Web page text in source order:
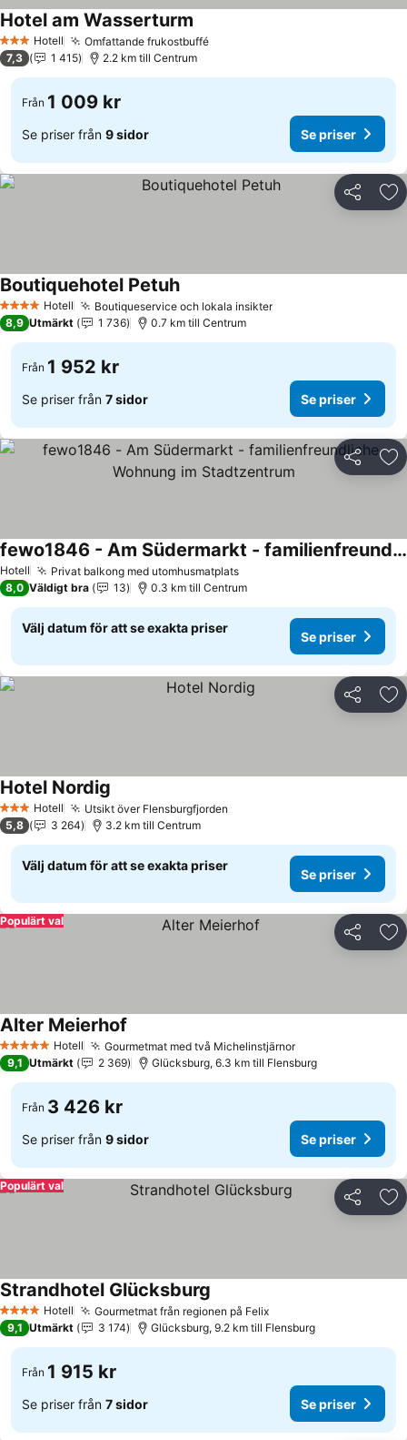
3 StjärnorHotell Omfattande frukostbuffé
Hotel am Wasserturm
7,3 1 415 2.2 km till Centrum
Från 1 009 kr
Se priser från 9 sidor Se priser
Dela
4 StjärnorHotell Boutiqueservice och lokala insikter
Boutiquehotel Petuh
8,9 Utmärkt 1 736 0.7 km till Centrum
Från 1 952 kr
Se priser från 7 sidor Se priser
Dela
Hotell Privat balkong med utomhusmatplats
fewo1846 - Am Südermarkt - familienfreundliche Wohnung im Stadtzentrum
8,0 Väldigt bra 13 0.3 km till Centrum
Välj datum för att se exakta priser
Se priser
Dela
3 StjärnorHotell Utsikt över Flensburgfjorden
Hotel Nordig
5,8 3 264 3.2 km till Centrum
Välj datum för att se exakta priser
Se priser
Dela
Populärt val
5 Stjärnor Hotell Gourmetmat med två Michelinstjärnor
Alter Meierhof
9,1 Utmärkt 2 369 Glücksburg, 6.3 km till Flensburg
Från 3 426 kr
Se priser från 9 sidor Se priser
Dela
Populärt val
4 StjärnorHotell Gourmetmat från regionen på Felix
Strandhotel Glücksburg
9,1 Utmärkt 3 174 Glücksburg, 9.2 km till Flensburg
Från 1 915 kr
Se priser från 7 sidor Se priser